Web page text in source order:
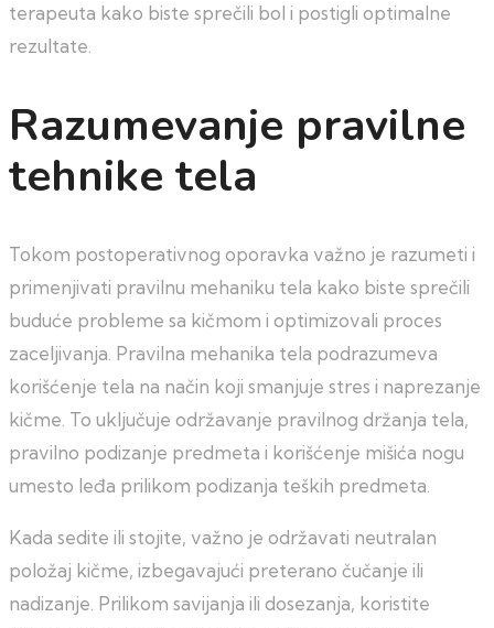
terapeuta kako biste sprečili bol i postigli optimalne
rezultate.
Razumevanje pravilne
tehnike tela
Tokom postoperativnog oporavka važno je razumeti i
primenjivati pravilnu mehaniku tela kako biste sprečili
buduće probleme sa kičmom i optimizovali proces
zaceljivanja. Pravilna mehanika tela podrazumeva
korišćenje tela na način koji smanjuje stres i naprezanje
kičme. To uključuje održavanje pravilnog držanja tela,
pravilno podizanje predmeta i korišćenje mišića nogu
umesto leđa prilikom podizanja teških predmeta.
Kada sedite ili stojite, važno je održavati neutralan
položaj kičme, izbegavajući preterano čučanje ili
nadizanje. Prilikom savijanja ili dosezanja, koristite